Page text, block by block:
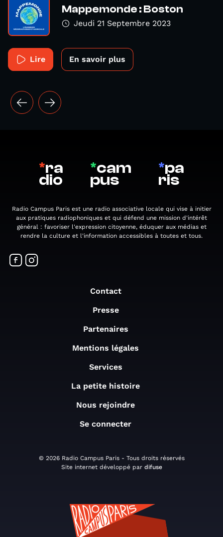
Mappemonde : Boston
Jeudi 21 Septembre 2023
Lire En savoir plus
*ra
dio
*cam
pus
*pa
ris
Radio Campus Paris est une radio associative locale qui vise à initier
aux pratiques radiophoniques et qui défend une mission d'intérêt
général : favoriser l'expression citoyenne, éduquer aux médias et
rendre la culture et l'information accessibles à toutes et tous.
Contact
Presse
Partenaires
Mentions légales
Services
La petite histoire
Nous rejoindre
Se connecter
© 2026 Radio Campus Paris - Tous droits réservés
Site internet développé par difuse